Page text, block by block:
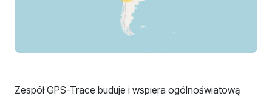
Zespół GPS-Trace buduje i wspiera ogólnoświatową